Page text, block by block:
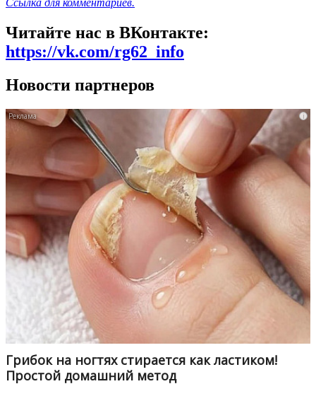
Ссылка для комментариев.
Читайте нас в ВКонтакте:
https://vk.com/rg62_info
Новости партнеров
i
Грибок на ногтях стирается как ластиком!
Простой домашний метод